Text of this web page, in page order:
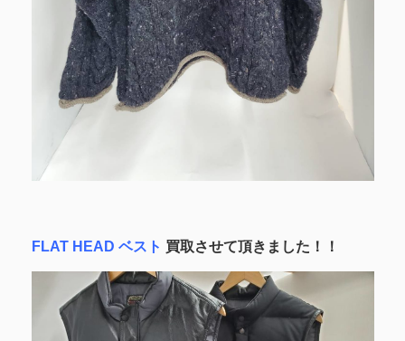
FLAT HEAD ベスト 買取させて頂きました！！